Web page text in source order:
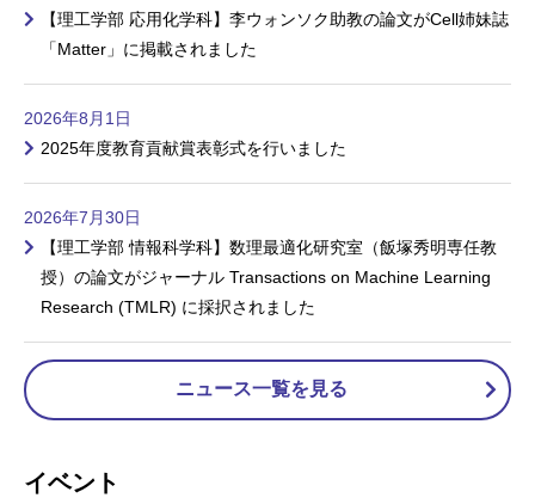
【理工学部 応用化学科】李ウォンソク助教の論文がCell姉妹誌
「Matter」に掲載されました
2026年8月1日
2025年度教育貢献賞表彰式を行いました
2026年7月30日
【理工学部 情報科学科】数理最適化研究室（飯塚秀明専任教
授）の論文がジャーナル Transactions on Machine Learning
Research (TMLR) に採択されました
ニュース一覧を見る
イベント